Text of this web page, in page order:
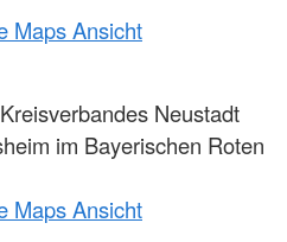
Maps Ansicht
Neustadt
im Bayerischen Roten
Maps Ansicht